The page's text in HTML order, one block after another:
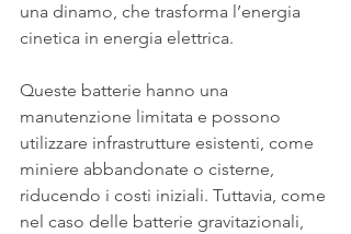
una dinamo, che trasforma l’energia
cinetica in energia elettrica.
Queste batterie hanno una
manutenzione limitata e possono
utilizzare infrastrutture esistenti, come
miniere abbandonate o cisterne,
riducendo i costi iniziali. Tuttavia, come
nel caso delle batterie gravitazionali,